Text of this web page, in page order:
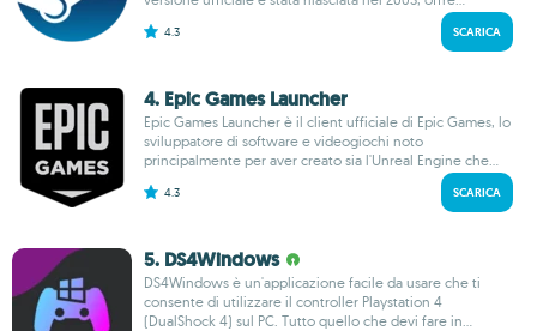
4.3 SCARICA
4. Epic Games Launcher
Epic Games Launcher è il client ufficiale di Epic Games, lo
sviluppatore di software e videogiochi noto
principalmente per aver creato sia l'Unreal Engine che...
4.3 SCARICA
5. DS4Windows
DS4Windows è un'applicazione facile da usare che ti
consente di utilizzare il controller Playstation 4
(DualShock 4) sul PC. Tutto quello che devi fare in...